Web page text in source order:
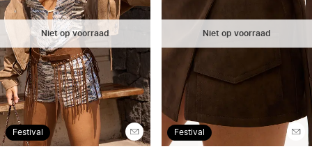
Niet op voorraad
Festival
HOUD
ME
OP
Niet op voorraad
Festival
ME